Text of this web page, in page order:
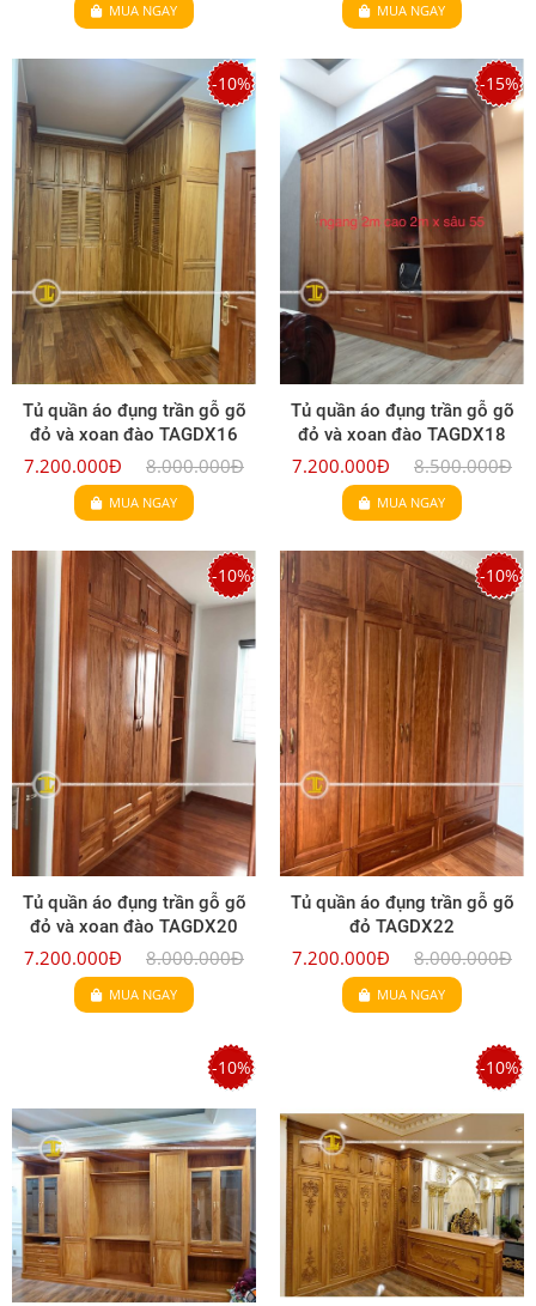
MUA NGAY MUA NGAY
-10%
Tủ quần áo đụng trần gỗ gõ
đỏ và xoan đào TAGDX16
7.200.000Đ 8.000.000Đ
MUA NGAY
-15%
Tủ quần áo đụng trần gỗ gõ
đỏ và xoan đào TAGDX18
7.200.000Đ 8.500.000Đ
MUA NGAY
-10%
Tủ quần áo đụng trần gỗ gõ
đỏ và xoan đào TAGDX20
7.200.000Đ 8.000.000Đ
MUA NGAY
-10%
Tủ quần áo đụng trần gỗ gõ
đỏ TAGDX22
7.200.000Đ 8.000.000Đ
MUA NGAY
-10% -10%